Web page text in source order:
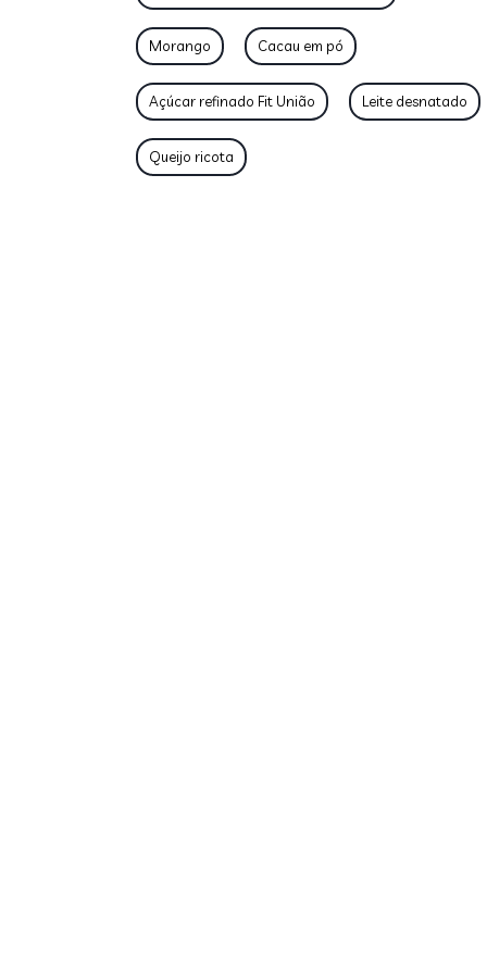
Morango Cacau em pó
Açúcar refinado Fit União Leite desnatado
Queijo ricota